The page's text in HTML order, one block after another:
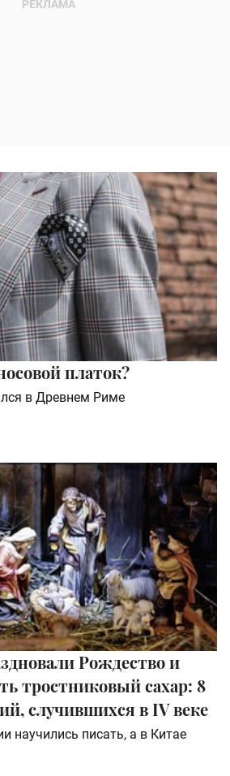
платок?
в Древнем Риме
Рождество и
тростниковый сахар: 8
случившихся в IV веке
научились писать, а в Китае